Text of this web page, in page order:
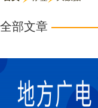
全部文章